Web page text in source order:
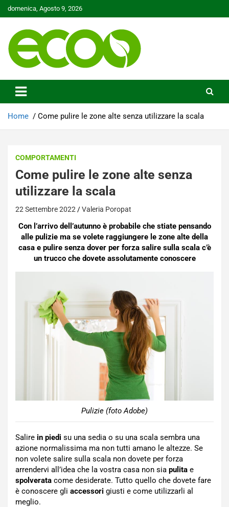
Skip
to
domenica, Agosto 9, 2026
Ecoo.it
Home Come pulire le zone alte senza utilizzare la scala
COMPORTAMENTI
Come pulire le zone alte senza
utilizzare la scala
22 Settembre 2022 Valeria Poropat
Con l’arrivo dell’autunno è probabile che stiate pensando
alle pulizie ma se volete raggiungere le zone alte della
casa e pulire senza dover per forza salire sulla scala c’è
un trucco che dovete assolutamente conoscere
Pulizie (foto Adobe)
Salire in piedi su una sedia o su una scala sembra una
azione normalissima ma non tutti amano le altezze. Se
non volete salire sulla scala non dovete per forza
arrendervi all’idea che la vostra casa non sia pulita e
spolverata come desiderate. Tutto quello che dovete fare
è conoscere gli accessori giusti e come utilizzarli al
meglio.